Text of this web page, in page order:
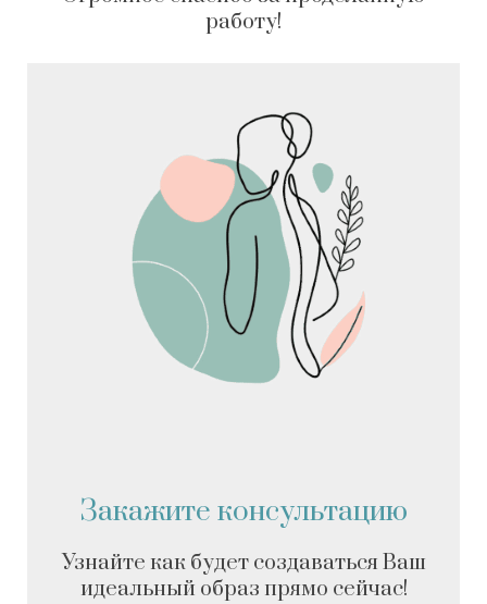
работу!
Закажите консультацию
Узнайте как будет создаваться Ваш
идеальный образ прямо сейчас!